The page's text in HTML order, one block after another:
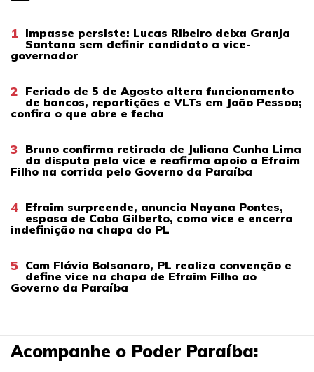
1 Impasse persiste: Lucas Ribeiro deixa Granja
Santana sem definir candidato a vice-
governador
2 Feriado de 5 de Agosto altera funcionamento
de bancos, repartições e VLTs em João Pessoa;
confira o que abre e fecha
3 Bruno confirma retirada de Juliana Cunha Lima
da disputa pela vice e reafirma apoio a Efraim
Filho na corrida pelo Governo da Paraíba
4 Efraim surpreende, anuncia Nayana Pontes,
esposa de Cabo Gilberto, como vice e encerra
indefinição na chapa do PL
5 Com Flávio Bolsonaro, PL realiza convenção e
define vice na chapa de Efraim Filho ao
Governo da Paraíba
Acompanhe o Poder Paraíba: